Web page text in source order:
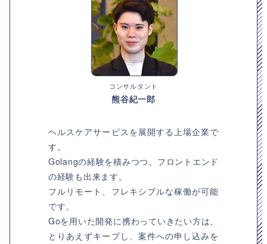
コンサルタント
熊谷紀一郎
ヘルスケアサービスを展開する上場企業で
す。
Golangの経験を積みつつ、フロントエンド
の経験も出来ます。
フルリモート、フレキシブルな稼働が可能
です。
Goを用いた開発に携わっていきたい方は、
とりあえずキープし、案件への申し込みを